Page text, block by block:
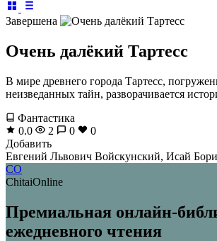
Завершена
Очень далёкий Тартесс
В мире древнего города Тартесс,
неизведанных тайн, разворачивается
Фантастика
0.0
2 0
0
Добавить
Евгений Львович Войскунский, Исай
CO
ChitaiOnline
Премиальная онлайн-
ежедневного чтения